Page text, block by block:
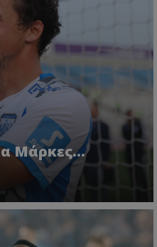
Μάρκες…